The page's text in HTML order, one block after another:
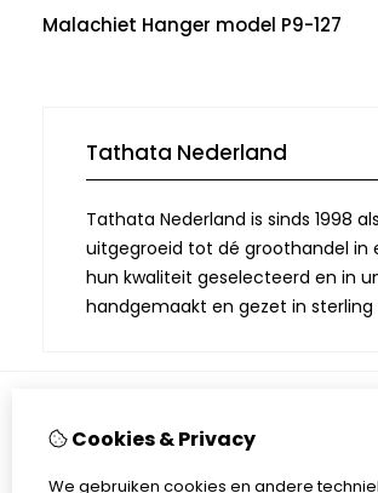
Malachiet Hanger model P9-127
Tathata Nederland
Tathata Nederland is sinds 1998
uitgegroeid tot dé groothandel in
hun kwaliteit geselecteerd en in
handgemaakt en gezet in
Informatie
Over Tathata
Cookies & Privacy
We gebruiken cookies en andere